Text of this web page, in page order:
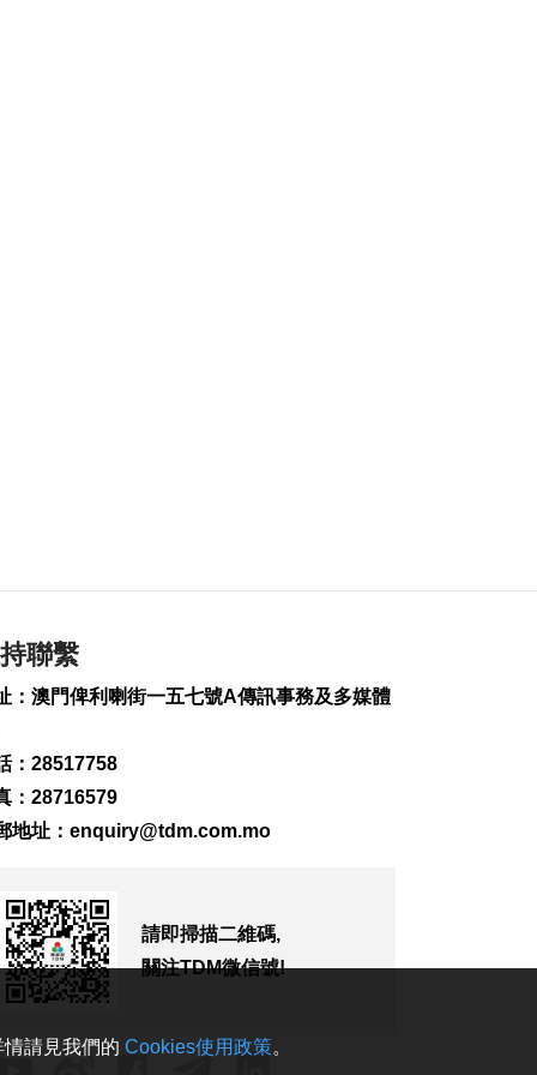
宴會廳改造停工令
2026-08-08 10:23
“白海豚”料最快明晚
登陸浙閩沿海
2026-08-08 08:46
未來數日仍酷熱 下週
聯繫
：澳門俾利喇街一五七號A傳訊事務及多媒體
：28517758
：28716579
地址： enquiry@tdm.com.mo
請即掃描二維碼,
關注TDM微信號!
請見我們的 Cookies使用政策。